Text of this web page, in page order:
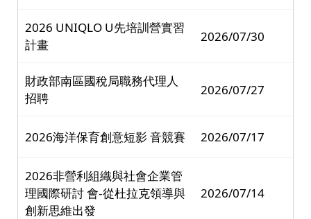
2026 UNIQLO U先培訓營實習
計畫
2026/07/30
財政部南區國稅局職務代理人
招聘
2026/07/27
2026海洋保育創意短影 音競賽 2026/07/17
2026非營利組織與社會企業管
理國際研討 會-從杜拉克領導與
創新思維出發
2026/07/14